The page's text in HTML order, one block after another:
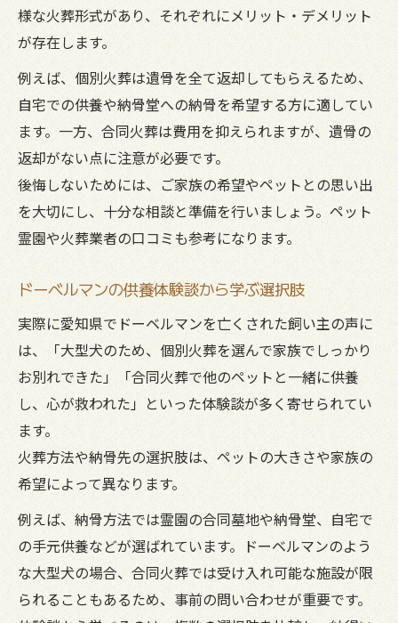
様な火葬形式があり、それぞれにメリット・デメリット
が存在します。
例えば、個別火葬は遺骨を全て返却してもらえるため、
自宅での供養や納骨堂への納骨を希望する方に適してい
ます。一方、合同火葬は費用を抑えられますが、遺骨の
返却がない点に注意が必要です。
後悔しないためには、ご家族の希望やペットとの思い出
を大切にし、十分な相談と準備を行いましょう。ペット
霊園や火葬業者の口コミも参考になります。
ドーベルマンの供養体験談から学ぶ選択肢
実際に愛知県でドーベルマンを亡くされた飼い主の声に
は、「大型犬のため、個別火葬を選んで家族でしっかり
お別れできた」「合同火葬で他のペットと一緒に供養
し、心が救われた」といった体験談が多く寄せられてい
ます。
火葬方法や納骨先の選択肢は、ペットの大きさや家族の
希望によって異なります。
例えば、納骨方法では霊園の合同墓地や納骨堂、自宅で
の手元供養などが選ばれています。ドーベルマンのよう
な大型犬の場合、合同火葬では受け入れ可能な施設が限
られることもあるため、事前の問い合わせが重要です。